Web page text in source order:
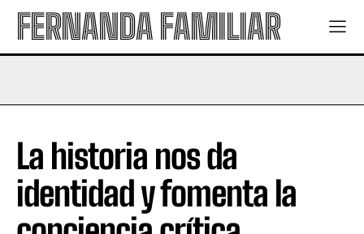
FERNANDA FAMILIAR
La historia nos da
identidad y fomenta la